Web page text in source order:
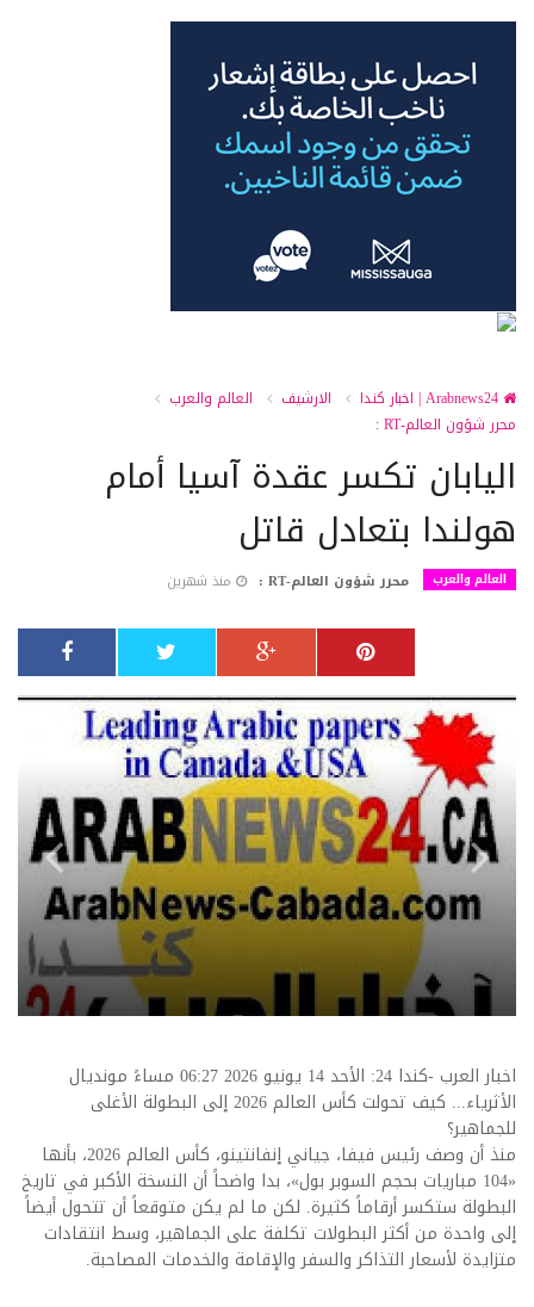
الارشيف
العالم والعرب
محرر شؤون العالم-RT :
اليابان تكسر عقدة آسيا أمام
هولندا بتعادل قاتل
العالم والعرب محرر شؤون العالم-RT : منذ شهرين
اخبار العرب -كندا 24: الأحد 14 يونيو 2026 06:27 مساءً مونديال
الأثرياء... كيف تحولت كأس العالم 2026 إلى البطولة الأغلى
للجماهير؟
منذ أن وصف رئيس فيفا، جياني إنفانتينو، كأس العالم 2026، بأنها
«104 مباريات بحجم السوبر بول»، بدا واضحاً أن النسخة الأكبر في تاريخ
البطولة ستكسر أرقاماً كثيرة. لكن ما لم يكن متوقعاً أن تتحول أيضاً
إلى واحدة من أكثر البطولات تكلفة على الجماهير، وسط انتقادات
متزايدة لأسعار التذاكر والسفر والإقامة والخدمات المصاحبة.